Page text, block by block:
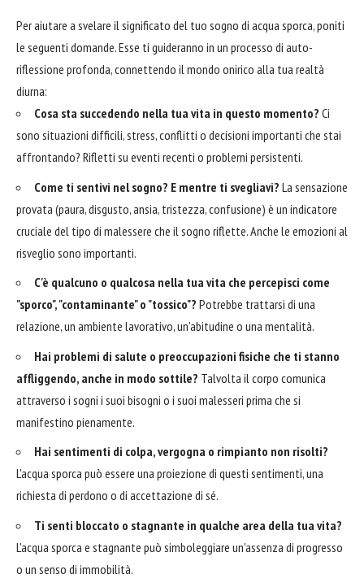
Per aiutare a svelare il significato del tuo sogno di acqua sporca, poniti
le seguenti domande. Esse ti guideranno in un processo di auto-
riflessione profonda, connettendo il mondo onirico alla tua realtà
diurna:
Cosa sta succedendo nella tua vita in questo momento? Ci
sono situazioni difficili, stress, conflitti o decisioni importanti che stai
affrontando? Rifletti su eventi recenti o problemi persistenti.
Come ti sentivi nel sogno? E mentre ti svegliavi? La sensazione
provata (paura, disgusto, ansia, tristezza, confusione) è un indicatore
cruciale del tipo di malessere che il sogno riflette. Anche le emozioni al
risveglio sono importanti.
C'è qualcuno o qualcosa nella tua vita che percepisci come
"sporco", "contaminante" o "tossico"? Potrebbe trattarsi di una
relazione, un ambiente lavorativo, un'abitudine o una mentalità.
Hai problemi di salute o preoccupazioni fisiche che ti stanno
affliggendo, anche in modo sottile? Talvolta il corpo comunica
attraverso i sogni i suoi bisogni o i suoi malesseri prima che si
manifestino pienamente.
Hai sentimenti di colpa, vergogna o rimpianto non risolti?
L'acqua sporca può essere una proiezione di questi sentimenti, una
richiesta di perdono o di accettazione di sé.
Ti senti bloccato o stagnante in qualche area della tua vita?
L'acqua sporca e stagnante può simboleggiare un'assenza di progresso
o un senso di immobilità.